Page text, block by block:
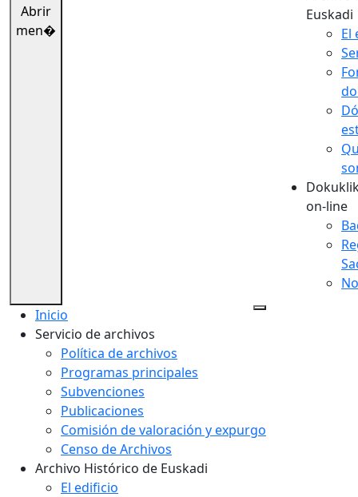
Abrir
men�
Euskadi
El
on-line
Inicio
Servicio de archivos
Política de archivos
Programas principales
Subvenciones
Publicaciones
Comisión de valoración y expurgo
Censo de Archivos
Archivo Histórico de Euskadi
El edificio